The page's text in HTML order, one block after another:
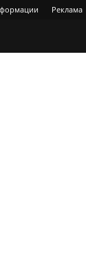
Реклама